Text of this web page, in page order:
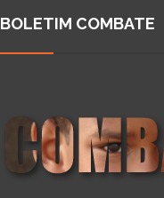
BOLETIM COMBATE